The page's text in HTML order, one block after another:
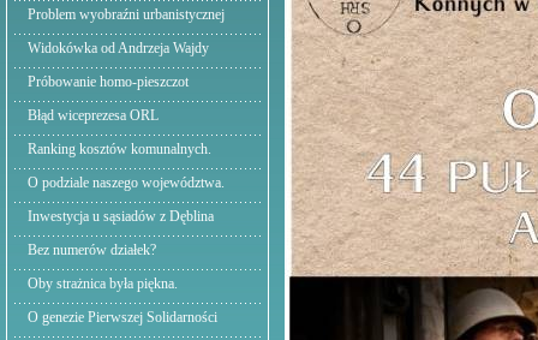
Problem wyobraźni urbanistycznej
Widokówka od Andrzeja Wajdy
Próbowanie homo-pieszczot
Błąd wiceprezesa ORL
Ranking kosztów komunalnych.
O podziale naszego województwa.
Inwestycja u sąsiadów z Dęblina
Bez numerów działek?
Oby strażnica była piękna.
O genezie Pierwszej Solidarności